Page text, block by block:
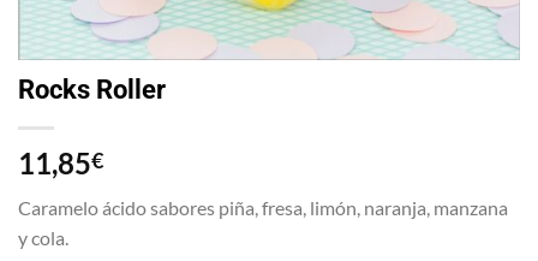
Rocks Roller
11,85€
Caramelo ácido sabores piña, fresa, limón, naranja, manzana
y cola.